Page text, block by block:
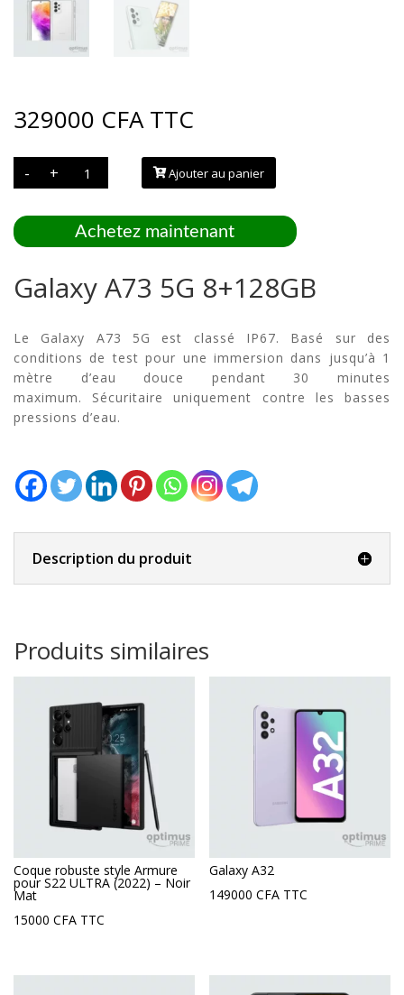
329000 CFA TTC
-
quantité
Galaxy
5G
8+128GB
+ Ajouter au panier
Achetez maintenant
Galaxy A73 5G 8+128GB
Le Galaxy A73 5G est classé IP67. Basé sur des
conditions de test pour une immersion dans jusqu’à 1
mètre d’eau douce pendant 30 minutes
maximum. Sécuritaire uniquement contre les basses
pressions d’eau.
Description du produit
Produits similaires
Coque robuste style Armure
pour S22 ULTRA (2022) – Noir
Mat
15000 CFA TTC
Galaxy A32
149000CFA TTC